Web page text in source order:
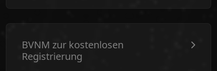
BVNM zur kostenlosen
Registrierung